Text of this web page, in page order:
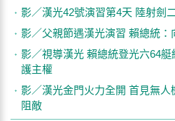
影／漢光42號演習第4天 陸射劍
影／父親節遇漢光演習 賴總統：
影／視導漢光 賴總統登光六64
護主權
影／漢光金門火力全開 首見無
阻敵